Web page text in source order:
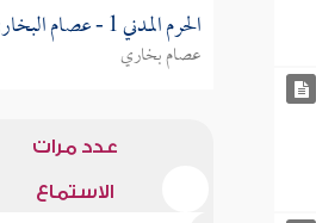
الحرم المدني 1 - عصام البخارى
عصام بخاري
عدد مرات
الاستماع